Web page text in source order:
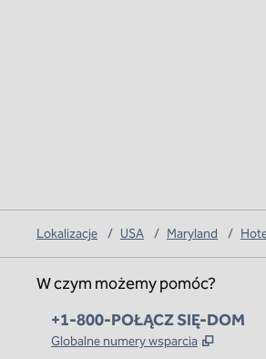
Lokalizacje / USA / Maryland /
W czym możemy pomóc?
Telefon:
+1-800-POŁĄCZ SIĘ-DOM
Globalne numery wsparcia ,